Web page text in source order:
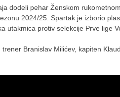
dodeli pehar Ženskom
2024/25. Spartak je izborio
utakmica protiv selekcije Prve lige
Branislav Milićev, kapiten